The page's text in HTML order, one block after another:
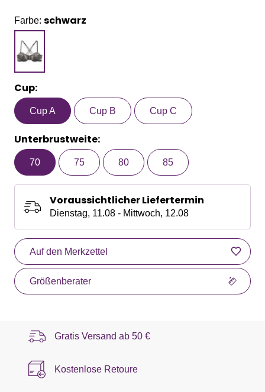
Farbe: schwarz
Cup:
Cup A Cup B Cup C
Unterbrustweite:
70 75 80 85
Voraussichtlicher Liefertermin
Dienstag, 11.08 - Mittwoch, 12.08
Auf den Merkzettel
Größenberater
Gratis Versand ab 50 €
Kostenlose Retoure